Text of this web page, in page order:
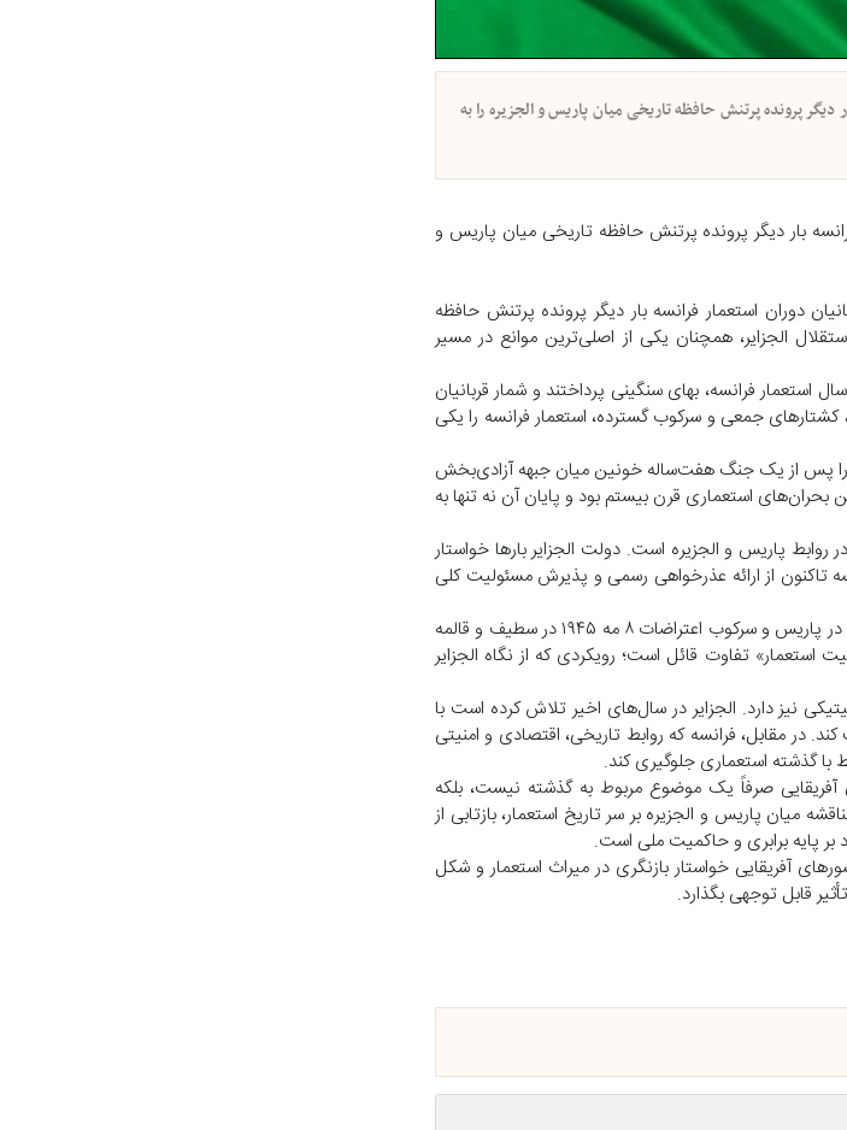
دیگر پرونده پرتنش حافظه تاریخی میان پاریس و الجزیره را به
بار دیگر پرونده پرتنش حافظه تاریخی میان پاریس و
دوران استعمار فرانسه بار دیگر پرونده پرتنش حافظه
الجزایر، همچنان یکی از اصلی‌ترین موانع در مسیر
در پیامی به مناسبت سالگرد استقلال الجزایر در پنجم ژوئیه اعلام کرد که مردم این کشور در طول ۱۳۲ سال استعمار فرانسه، بهای سنگینی پرداختند و شمار قربانیان
سوخته»، کشتارهای جمعی و سرکوب گسترده، استعمار فرانسه را یکی
پاریس قرار داشت، استقلال خود را پس از یک جنگ هفت‌ساله خونین میان جبهه آزادی‌بخش
استقلال الجزایر که از سال ۱۹۵۴ آغاز شد، یکی از مهم‌ترین بحران‌های استعماری قرن بیستم بود و پایان آن نه تنها به
پاریس و الجزیره است. دولت الجزایر بارها خواستار
از ارائه عذرخواهی رسمی و پذیرش مسئولیت کلی
در سال‌های اخیر، فرانسه برخی وقایع تاریخی مشخص از جمله کشتار تظاهرات الجزایری‌ها در ۱۷ اکتبر ۱۹۶۱ در پاریس و سرکوب اعتراضات ۸ مه ۱۹۴۵ در سطیف و قالمه
تفاوت قائل است؛ رویکردی که از نگاه الجزایر
نیز دارد. الجزایر در سال‌های اخیر تلاش کرده است با
در مقابل، فرانسه که روابط تاریخی، اقتصادی و امنیتی
گذشته استعماری جلوگیری کند.
آفریقایی صرفاً یک موضوع مربوط به گذشته نیست، بلکه
میان پاریس و الجزیره بر سر تاریخ استعمار، بازتابی از
بر پایه برابری و حاکمیت ملی است.
آفریقایی خواستار بازنگری در میراث استعمار و شکل
قابل توجهی بگذارد.